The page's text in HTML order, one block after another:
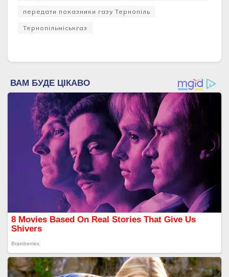
передати показники газу Тернопіль
Тернопільміськгаз